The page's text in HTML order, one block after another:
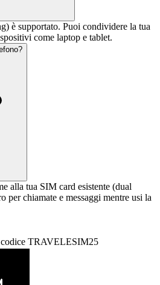
è supportato. Puoi condividere la tua
come laptop e tablet.
alla tua SIM card esistente (dual
per chiamate e messaggi mentre usi la
TRAVELESIM25